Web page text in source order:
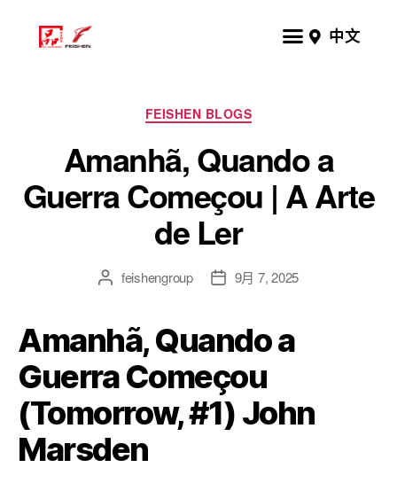
中文
FEISHEN BLOGS
Amanhã, Quando a
Guerra Começou | A Arte
de Ler
feishengroup 9月 7, 2025
Amanhã, Quando a
Guerra Começou
(Tomorrow, #1) John
Marsden